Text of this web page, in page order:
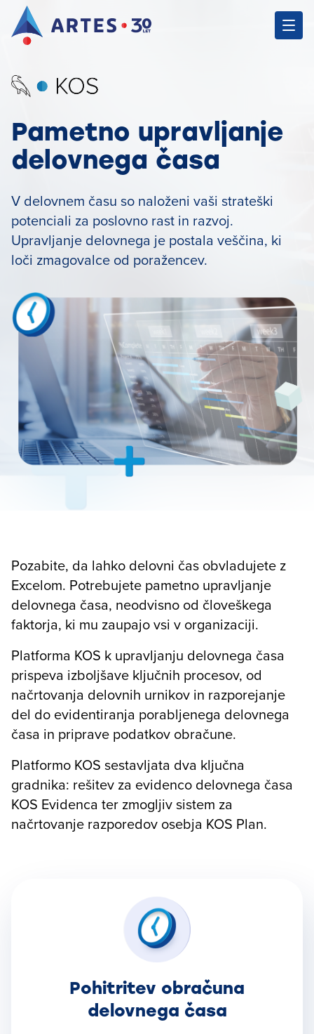
Pametno upravljanje
delovnega časa
V delovnem času so naloženi vaši strateški
potenciali za poslovno rast in razvoj.
Upravljanje delovnega je postala veščina, ki
loči zmagovalce od poražencev.
Pozabite, da lahko delovni čas obvladujete z
Excelom. Potrebujete pametno upravljanje
delovnega časa, neodvisno od človeškega
faktorja, ki mu zaupajo vsi v organizaciji.
Platforma KOS k upravljanju delovnega časa
prispeva izboljšave ključnih procesov, od
načrtovanja delovnih urnikov in razporejanje
del do evidentiranja porabljenega delovnega
časa in priprave podatkov obračune.
Platformo KOS sestavljata dva ključna
gradnika: rešitev za evidenco delovnega časa
KOS Evidenca ter zmogljiv sistem za
načrtovanje razporedov osebja KOS Plan.
Pohitritev obračuna
delovnega časa